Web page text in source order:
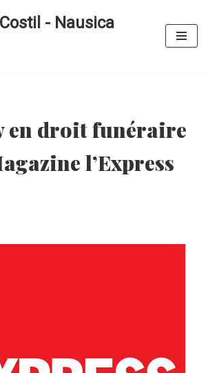
- Nausica
en droit funéraire
l’Express